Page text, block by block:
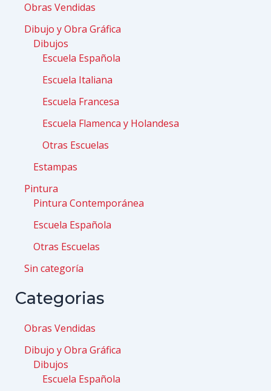
Obras Vendidas
Dibujo y Obra Gráfica
Dibujos
Escuela Española
Escuela Italiana
Escuela Francesa
Escuela Flamenca y Holandesa
Otras Escuelas
Estampas
Pintura
Pintura Contemporánea
Escuela Española
Otras Escuelas
Sin categoría
Categorias
Obras Vendidas
Dibujo y Obra Gráfica
Dibujos
Escuela Española